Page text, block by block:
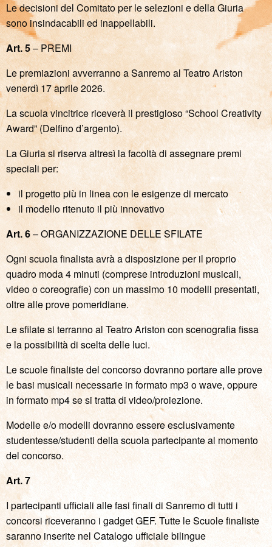
Le decisioni del Comitato per le selezioni e della Giuria
sono insindacabili ed inappellabili.
Art. 5– PREMI
Le premiazioni avverranno a Sanremo al Teatro Ariston
venerdì 17 aprile 2026.
La scuola vincitrice riceverà il prestigioso “School Creativity
Award” (Delfino d’argento).
La Giuria si riserva altresì la facoltà di assegnare premi
speciali per:
il progetto più in linea con le esigenze di mercato
il modello ritenuto il più innovativo
Art. 6– ORGANIZZAZIONE DELLE SFILATE
Ogni scuola finalista avrà a disposizione per il proprio
quadro moda 4 minuti (comprese introduzioni musicali,
video o coreografie) con un massimo 10 modelli presentati,
oltre alle prove pomeridiane.
Le sfilate si terranno al Teatro Ariston con scenografia fissa
e la possibilità di scelta delle luci.
Le scuole finaliste del concorso dovranno portare alle prove
le basi musicali necessarie in formato mp3 o wave, oppure
in formato mp4 se si tratta di video/proiezione.
Modelle e/o modelli dovranno essere esclusivamente
studentesse/studenti della scuola partecipante al momento
del concorso.
Art. 7
I partecipanti ufficiali alle fasi finali di Sanremo di tutti i
concorsi riceveranno i gadget GEF. Tutte le Scuole finaliste
saranno inserite nel Catalogo ufficiale bilingue